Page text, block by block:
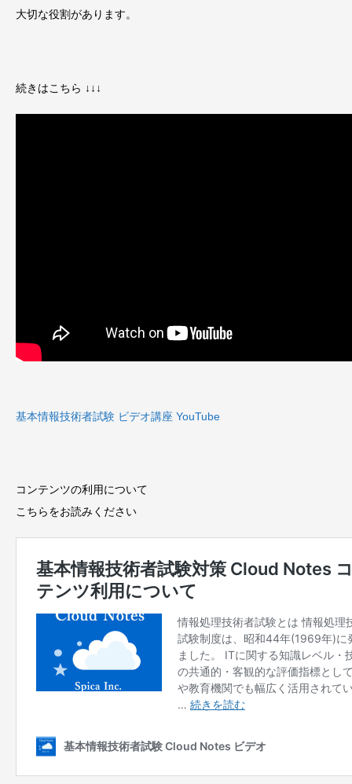
大切な役割があります。
続きはこちら ↓↓↓
基本情報技術者試験 ビデオ講座 YouTube
コンテンツの利用について
こちらをお読みください